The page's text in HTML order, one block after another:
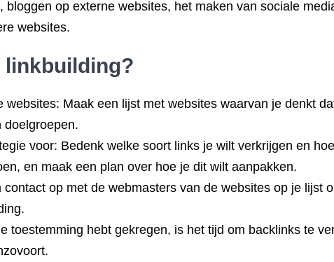
bloggen op externe websites, het maken van sociale
websites.
linkbuilding?
websites: Maak een lijst met websites waarvan je denkt
doelgroepen.
voor: Bedenk welke soort links je wilt verkrijgen en
en maak een plan over hoe je dit wilt aanpakken.
op met de webmasters van de websites op je lijst
toestemming hebt gekregen, is het tijd om backlinks te